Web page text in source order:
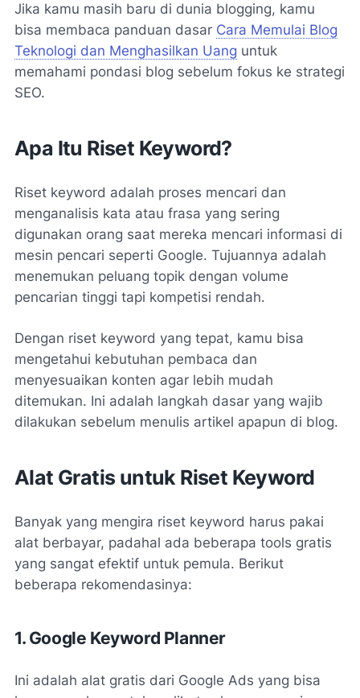
Jika kamu masih baru di dunia blogging, kamu
bisa membaca panduan dasar Cara Memulai Blog
Teknologi dan Menghasilkan Uang untuk
memahami pondasi blog sebelum fokus ke strategi
SEO.
Apa Itu Riset Keyword?
Riset keyword adalah proses mencari dan
menganalisis kata atau frasa yang sering
digunakan orang saat mereka mencari informasi di
mesin pencari seperti Google. Tujuannya adalah
menemukan peluang topik dengan volume
pencarian tinggi tapi kompetisi rendah.
Dengan riset keyword yang tepat, kamu bisa
mengetahui kebutuhan pembaca dan
menyesuaikan konten agar lebih mudah
ditemukan. Ini adalah langkah dasar yang wajib
dilakukan sebelum menulis artikel apapun di blog.
Alat Gratis untuk Riset Keyword
Banyak yang mengira riset keyword harus pakai
alat berbayar, padahal ada beberapa tools gratis
yang sangat efektif untuk pemula. Berikut
beberapa rekomendasinya:
1. Google Keyword Planner
Ini adalah alat gratis dari Google Ads yang bisa